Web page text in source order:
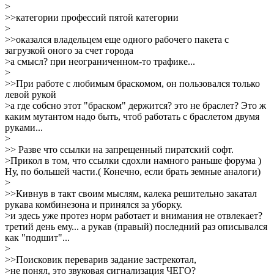
>
>>категории профессий пятой категории
>
>>оказался владельцем еще одного рабочего пакета с
загрузкой оного за счет города
>а смысл? при неограниченном-то трафике...
>
>>При работе с любимым браскомом, он пользовался только
левой рукой
>а где собсно этот "браском" держится? это не браслет? Это ж
каким мутантом надо быть, чтоб работать с браслетом двумя
руками...
>
>> Разве что ссылки на запрещенный пиратский софт.
>Прикол в том, что ссылки сдохли намного раньше форума )
Ну, по большей части.( Конечно, если брать земные аналоги)
>
>>Кивнув в такт своим мыслям, калека решительно закатал
рукава комбинезона и принялся за уборку.
>и здесь уже протез норм работает и внимания не отвлекает?
третий день ему... а рукав (правый) последний раз описывался
как "подшит"...
>
>>Поисковик переварив задание застрекотал,
>не понял, это звуковая сигнализация ЧЕГО?